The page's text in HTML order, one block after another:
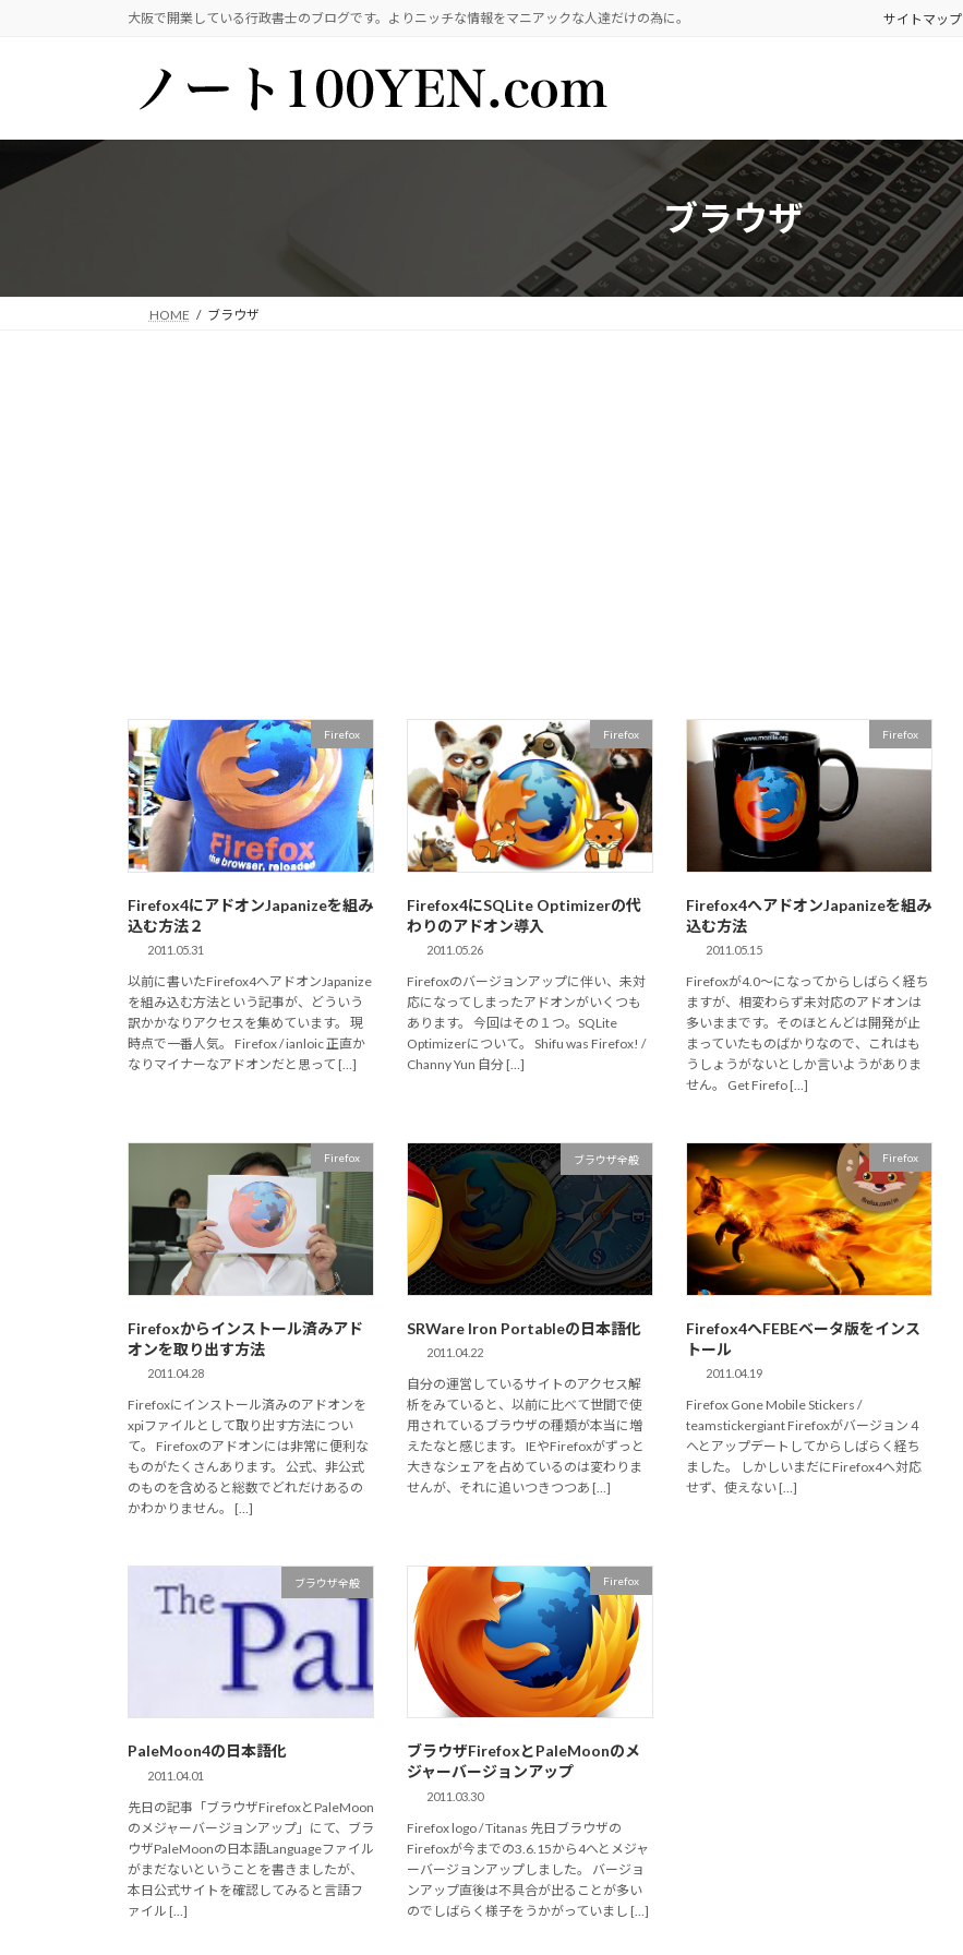
へ
キ
ョ
に
大阪で開業している行政書士のブログです。よりニッチな情報をマニアックな人達だけの為に。 サイトマップ
ブラウザ
HOME ブラウザ
Firefox
Firefox4にアドオンJapanizeを組み
込む方法２
2011.05.31
以前に書いたFirefox4へアドオンJapanize
を組み込む方法という記事が、どういう
訳かかなりアクセスを集めています。 現
時点で一番人気。 Firefox / ianloic 正直か
なりマイナーなアドオンだと思って […]
Firefox
Firefox4にSQLite Optimizerの代
わりのアドオン導入
2011.05.26
Firefoxのバージョンアップに伴い、未対
応になってしまったアドオンがいくつも
あります。 今回はその１つ。SQLite
Optimizerについて。 Shifu was Firefox! /
Channy Yun 自分 […]
Firefox
Firefox4へアドオンJapanizeを組み
込む方法
2011.05.15
Firefoxが4.0～になってからしばらく経ち
ますが、相変わらず未対応のアドオンは
多いままです。そのほとんどは開発が止
まっていたものばかりなので、これはも
うしょうがないとしか言いようがありま
せん。 Get Firefo […]
Firefox
Firefoxからインストール済みアド
オンを取り出す方法
2011.04.28
Firefoxにインストール済みのアドオンを
xpiファイルとして取り出す方法につい
て。 Firefoxのアドオンには非常に便利な
ものがたくさんあります。 公式、非公式
のものを含めると総数でどれだけあるの
かわかりません。 […]
ブラウザ全般
SRWare Iron Portableの日本語化
2011.04.22
自分の運営しているサイトのアクセス解
析をみていると、以前に比べて世間で使
用されているブラウザの種類が本当に増
えたなと感じます。 IEやFirefoxがずっと
大きなシェアを占めているのは変わりま
せんが、それに追いつきつつあ […]
Firefox
Firefox4へFEBEベータ版をインス
トール
2011.04.19
Firefox Gone Mobile Stickers /
teamstickergiant Firefoxがバージョン４
へとアップデートしてからしばらく経ち
ました。 しかしいまだにFirefox4へ対応
せず、使えない […]
ブラウザ全般
PaleMoon4の日本語化
2011.04.01
先日の記事「ブラウザFirefoxとPaleMoon
のメジャーバージョンアップ」にて、ブラ
ウザPaleMoonの日本語Languageファイル
がまだないということを書きましたが、
本日公式サイトを確認してみると言語フ
ァイル […]
Firefox
ブラウザFirefoxとPaleMoonのメ
ジャーバージョンアップ
2011.03.30
Firefox logo / Titanas 先日ブラウザの
Firefoxが今までの3.6.15から4へとメジャ
ーバージョンアップしました。 バージョ
ンアップ直後は不具合が出ることが多い
のでしばらく様子をうかがっていまし […]